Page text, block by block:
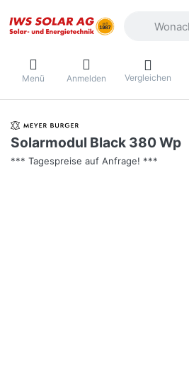
Menü Anmelden Vergleichen
Solarmodul Black 380 Wp
*** Tagespreise auf Anfrage! ***